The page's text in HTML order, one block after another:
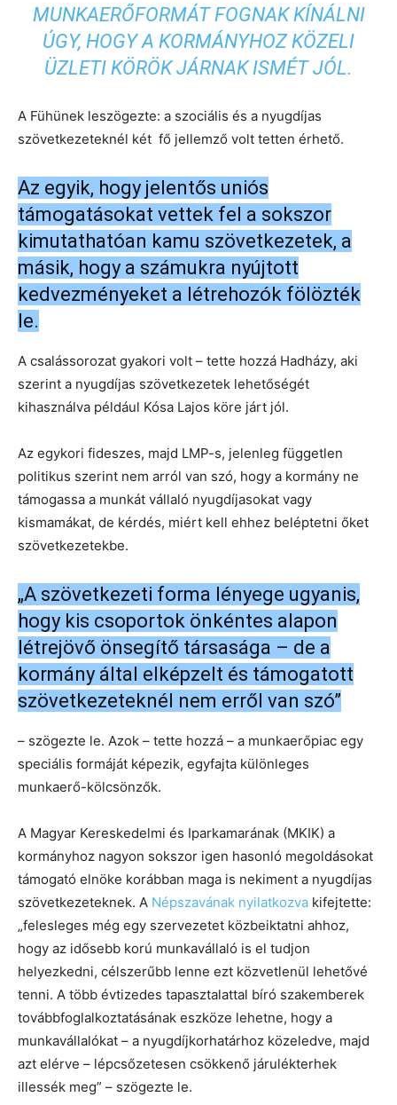
MUNKAERŐFORMÁT FOGNAK KÍNÁLNI
ÚGY, HOGY A KORMÁNYHOZ KÖZELI
ÜZLETI KÖRÖK JÁRNAK ISMÉT JÓL.
A Fühünek leszögezte: a szociális és a nyugdíjas
szövetkezeteknél két fő jellemző volt tetten érhető.
Az egyik, hogy jelentős uniós
támogatásokat vettek fel a sokszor
kimutathatóan kamu szövetkezetek, a
másik, hogy a számukra nyújtott
kedvezményeket a létrehozók fölözték
le.
A csalássorozat gyakori volt – tette hozzá Hadházy, aki
szerint a nyugdíjas szövetkezetek lehetőségét
kihasználva például Kósa Lajos köre járt jól.
Az egykori fideszes, majd LMP-s, jelenleg független
politikus szerint nem arról van szó, hogy a kormány ne
támogassa a munkát vállaló nyugdíjasokat vagy
kismamákat, de kérdés, miért kell ehhez beléptetni őket
szövetkezetekbe.
„A szövetkezeti forma lényege ugyanis,
hogy kis csoportok önkéntes alapon
létrejövő önsegítő társasága – de a
kormány által elképzelt és támogatott
szövetkezeteknél nem erről van szó”
– szögezte le. Azok – tette hozzá – a munkaerőpiac egy
speciális formáját képezik, egyfajta különleges
munkaerő-kölcsönzők.
A Magyar Kereskedelmi és Iparkamarának (MKIK) a
kormányhoz nagyon sokszor igen hasonló megoldásokat
támogató elnöke korábban maga is nekiment a nyugdíjas
szövetkezeteknek. A Népszavának nyilatkozva kifejtette:
„felesleges még egy szervezetet közbeiktatni ahhoz,
hogy az idősebb korú munkavállaló is el tudjon
helyezkedni, célszerűbb lenne ezt közvetlenül lehetővé
tenni. A több évtizedes tapasztalattal bíró szakemberek
továbbfoglalkoztatásának eszköze lehetne, hogy a
munkavállalókat – a nyugdíjkorhatárhoz közeledve, majd
azt elérve – lépcsőzetesen csökkenő járulékterhek
illessék meg” – szögezte le.